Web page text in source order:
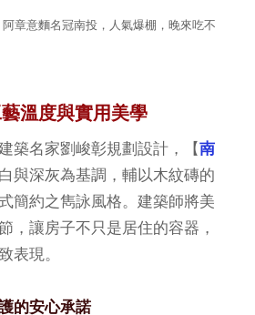
章意麵名冠南投，人氣爆棚，晚來吃不
溫度與實用美學
築名家劉峻彰規劃設計，【南
與深灰為基調，輔以木紋磚的
簡約之雋詠風格。建築師將美
，讓房子不只是居住的容器，
表現。
的安心承諾